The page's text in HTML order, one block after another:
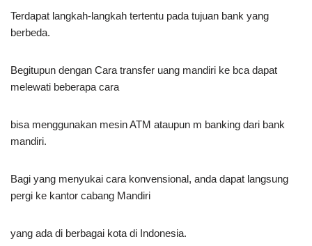
Terdapat langkah-langkah tertentu pada tujuan bank yang
berbeda.
Begitupun dengan Cara transfer uang mandiri ke bca dapat
melewati beberapa cara
bisa menggunakan mesin ATM ataupun m banking dari bank
mandiri.
Bagi yang menyukai cara konvensional, anda dapat langsung
pergi ke kantor cabang Mandiri
yang ada di berbagai kota di Indonesia.